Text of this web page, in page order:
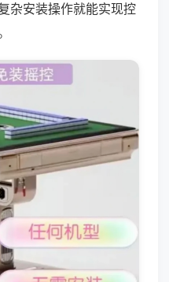
杂安装操作就能实现控